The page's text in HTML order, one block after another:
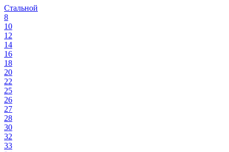
Стальной
8
10
12
14
16
18
20
22
25
26
27
28
30
32
33